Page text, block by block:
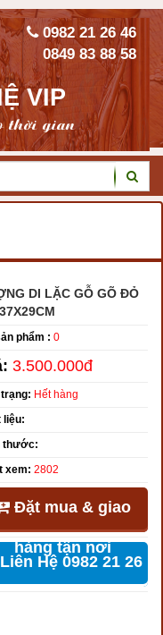
VIP
thời gian
0982 21 26 46
0849 83 88 58
DI LẶC GỖ GÕ ĐỎ
phẩm : 0
3.500.000đ
Hết hàng
liệu:
thước:
xem: 2802
Đặt mua & giao
hàng tận nơi
Hệ 0982 21 26